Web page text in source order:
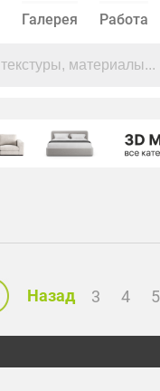
Галерея Работа
Назад 3 4 5